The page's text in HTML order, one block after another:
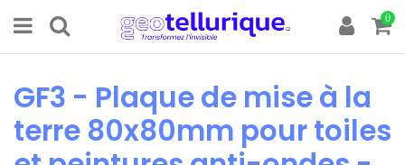
0
GF3 - Plaque de mise à la
terre 80x80mm pour toiles